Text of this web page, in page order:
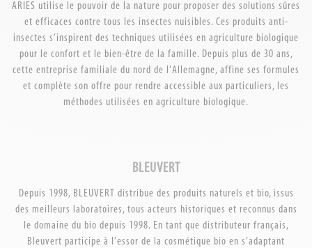
ARIES utilise le pouvoir de la nature pour proposer des solutions sûres
et efficaces contre tous les insectes nuisibles. Ces produits anti-
insectes s’inspirent des techniques utilisées en agriculture biologique
pour le confort et le bien-être de la famille. Depuis plus de 30 ans,
cette entreprise familiale du nord de l'Allemagne, affine ses formules
et complète son offre pour rendre accessible aux particuliers, les
méthodes utilisées en agriculture biologique.
BLEUVERT
Depuis 1998, BLEUVERT distribue des produits naturels et bio, issus
des meilleurs laboratoires, tous acteurs historiques et reconnus dans
le domaine du bio depuis 1998. En tant que distributeur français,
Bleuvert participe à l’essor de la cosmétique bio en s’adaptant